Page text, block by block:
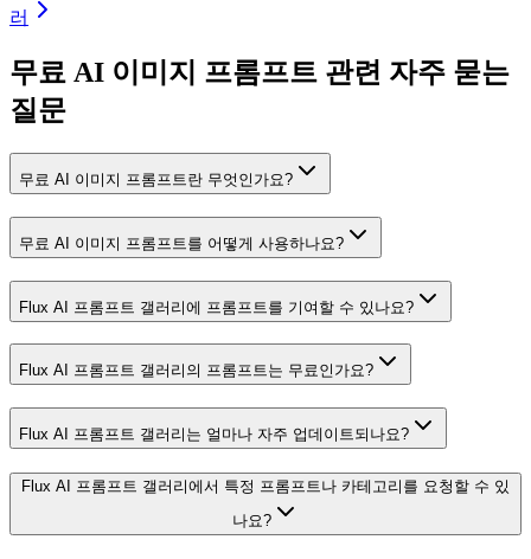
러
무료 AI 이미지 프롬프트 관련 자주 묻는
질문
무료 AI 이미지 프롬프트란 무엇인가요?
무료 AI 이미지 프롬프트를 어떻게 사용하나요?
Flux AI 프롬프트 갤러리에 프롬프트를 기여할 수 있나요?
Flux AI 프롬프트 갤러리의 프롬프트는 무료인가요?
Flux AI 프롬프트 갤러리는 얼마나 자주 업데이트되나요?
Flux AI 프롬프트 갤러리에서 특정 프롬프트나 카테고리를 요청할 수 있
나요?